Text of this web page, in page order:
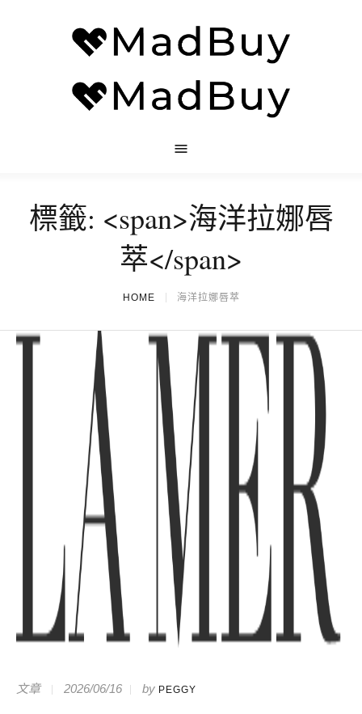
標籤: <span>海洋拉娜唇
萃</span>
HOME 海洋拉娜唇萃
文章 2026/06/16 by PEGGY